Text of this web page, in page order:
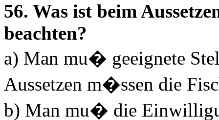
56. Was ist beim
beachten?
a) Man mu� geeignete
Aussetzen m�ssen die
b) Man mu� die